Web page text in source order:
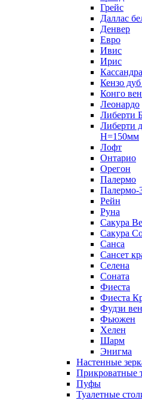
Грейс
Даллас
Денвер
Евро
Ивис
Ирис
Кассандра
Кензо
Конго
Леонардо
Либерти
Либерти
Н=150мм
Лофт
Онтарио
Орегон
Палермо
Палермо-
Рейн
Руна
Сакура
Сакура
Санса
Сансет
Селена
Соната
Фиеста
Фиеста
Фудзи
Фьюжен
Хелен
Шарм
Энигма
Настенные
Прикроватные
Пуфы
Туалетные